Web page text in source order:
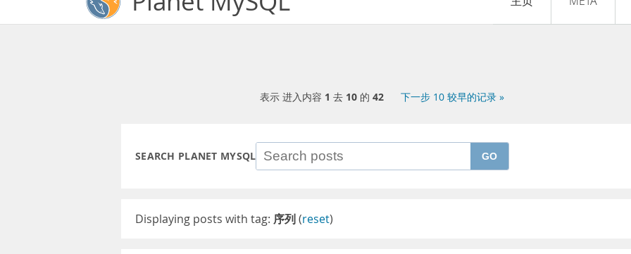
表示 进入内容 1 去 10的 42 下一步 10 较早的记录 »
SEARCH PLANET MYSQL GO
Displaying posts with tag: 序列(reset)